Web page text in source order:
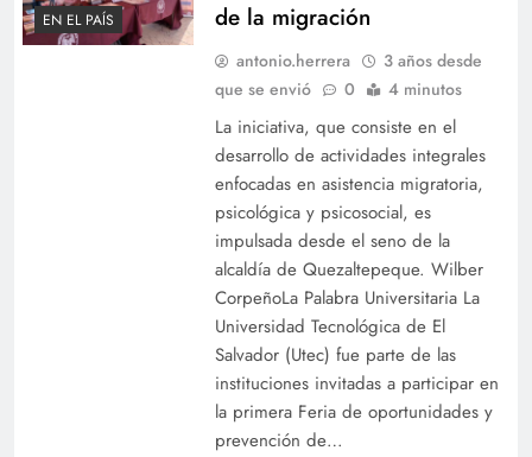
EN EL PAÍS
de la migración
antonio.herrera
3 años desde
que se envió
0 4 minutos
La iniciativa, que consiste en el
desarrollo de actividades integrales
enfocadas en asistencia migratoria,
psicológica y psicosocial, es
impulsada desde el seno de la
alcaldía de Quezaltepeque. Wilber
CorpeñoLa Palabra Universitaria La
Universidad Tecnológica de El
Salvador (Utec) fue parte de las
instituciones invitadas a participar en
la primera Feria de oportunidades y
prevención de…